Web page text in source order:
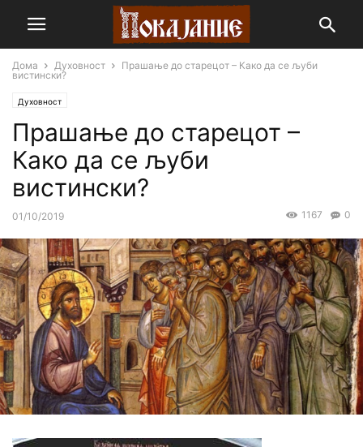
Дома Духовност
Прашање до старецот – Како да се љуби
вистински?
Духовност
Прашање до старецот –
Како да се љуби
вистински?
01/10/2019 0
1167